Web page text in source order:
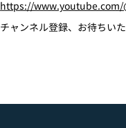
https://www.youtube.com/
チャンネル登録、お待ちい